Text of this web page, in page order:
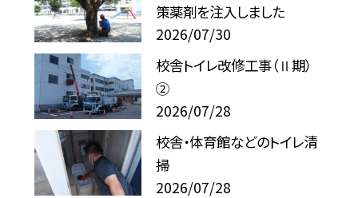
策薬剤を注入しました
2026/07/30
校舎トイレ改修工事（Ⅱ期）
②
2026/07/28
校舎・体育館などのトイレ清
掃
2026/07/28